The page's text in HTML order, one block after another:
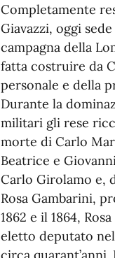
Completamente
Giavazzi, oggi
campagna della
fatta costruire da
personale e della
Durante la
militari gli rese
morte di Carlo
Beatrice e
Carlo Girolamo e,
Rosa Gambarini,
1862 e il 1864,
eletto deputato